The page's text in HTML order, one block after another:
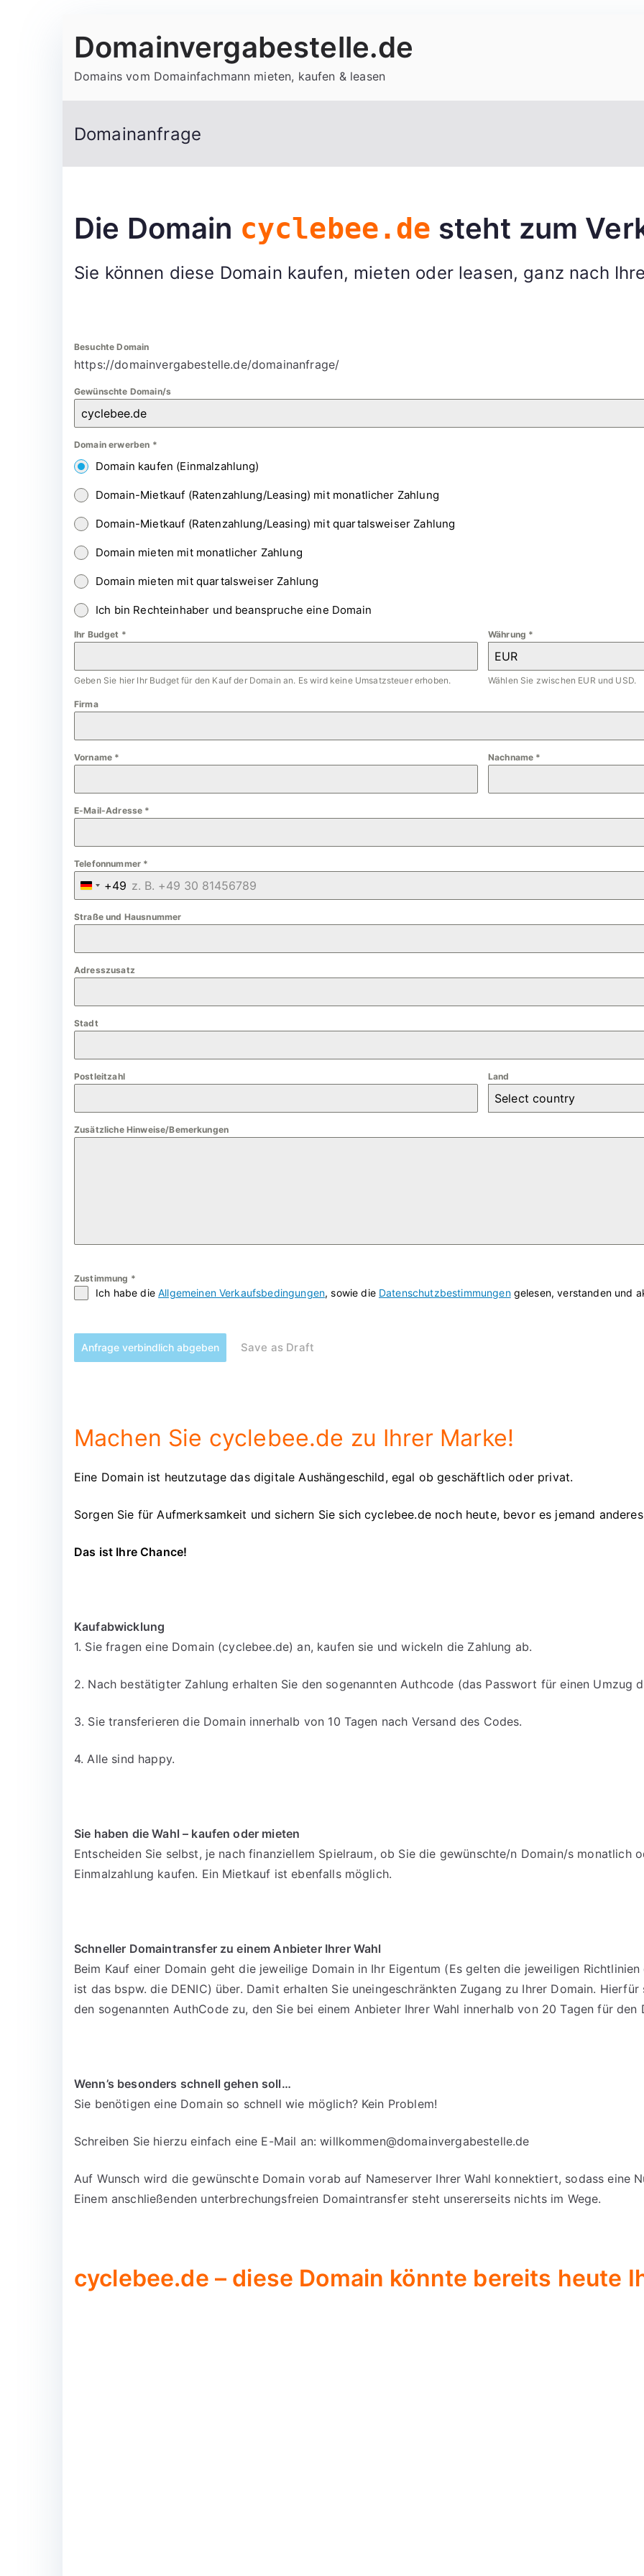
Inhalt
Domainvergabestelle.de
Domains vom Domainfachmann mieten, kaufen & leasen
Domainanfrage
Die Domain cyclebee.de steht zum
Sie können diese Domain kaufen, mieten oder leasen, ganz nach
Besuchte Domain
https://domainvergabestelle.de/domainanfrage/
Gewünschte Domain/s
Domain erwerben *
Domain kaufen (Einmalzahlung)
Domain-Mietkauf (Ratenzahlung/Leasing) mit monatlicher Zahlung
Domain-Mietkauf (Ratenzahlung/Leasing) mit quartalsweiser Zahlung
Domain mieten mit monatlicher Zahlung
Domain mieten mit quartalsweiser Zahlung
Ich bin Rechteinhaber und beanspruche eine Domain
Ihr Budget *
Geben Sie hier Ihr Budget für den Kauf der Domain an. Es wird keine Umsatzsteuer erhoben.
Währung *
EUR
Wählen Sie zwischen EUR und USD.
Firma
Vorname * Nachname *
E-Mail-Adresse *
Telefonnummer *
G
e
m
a
+
9
+49
Straße und Hausnummer
Adresszusatz
Stadt
Postleitzahl Land
Select country
Zusätzliche Hinweise/Bemerkungen
Zustimmung *
Ich habe dieAllgemeinen Verkaufsbedingungen, sowie die Datenschutzbestimmungengelesen, verstanden und
Anfrage verbindlich abgeben Save as Draft
Machen Sie cyclebee.de zu Ihrer Marke!
Eine Domain ist heutzutage das digitale Aushängeschild, egal ob geschäftlich oder privat.
Sorgen Sie für Aufmerksamkeit und sichern Sie sich cyclebee.de noch heute, bevor es jemand
Das ist Ihre Chance!
Kaufabwicklung
1. Sie fragen eine Domain (cyclebee.de) an, kaufen sie und wickeln die Zahlung ab.
2. Nach bestätigter Zahlung erhalten Sie den sogenannten Authcode (das Passwort für einen Umzug
3. Sie transferieren die Domain innerhalb von 10 Tagen nach Versand des Codes.
4. Alle sind happy.
Sie haben die Wahl – kaufen oder mieten
Entscheiden Sie selbst, je nach finanziellem Spielraum, ob Sie die gewünschte/n Domain/s monatlich
Einmalzahlung kaufen. Ein Mietkauf ist ebenfalls möglich.
Schneller Domaintransfer zu einem Anbieter Ihrer Wahl
Beim Kauf einer Domain geht die jeweilige Domain in Ihr Eigentum (Es gelten die jeweiligen
ist das bspw. die DENIC) über. Damit erhalten Sie uneingeschränkten Zugang zu Ihrer Domain.
den sogenannten AuthCode zu, den Sie bei einem Anbieter Ihrer Wahl innerhalb von 20 Tagen für den
Wenn’s besonders schnell gehen soll…
Sie benötigen eine Domain so schnell wie möglich? Kein Problem!
Schreiben Sie hierzu einfach eine E-Mail an:willkommen@domainvergabestelle.de
Auf Wunsch wird die gewünschte Domain vorab auf Nameserver Ihrer Wahl konnektiert, sodass eine
Einem anschließenden unterbrechungsfreien Domaintransfer steht unsererseits nichts im Wege.
cyclebee.de – diese Domain könnte bereits heute